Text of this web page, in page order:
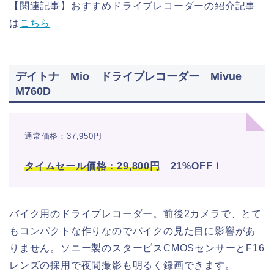
【関連記事】おすすめドライブレコーダーの紹介記事
は こちら
デイトナ Mio ドライブレコーダー Mivue
M760D
通常価格：37,950円
タイムセール価格：29,800円 21%OFF！
バイク用のドライブレコーダー。前後2カメラで、とて
もコンパクトな作りなのでバイクの見た目に影響があ
りません。ソニー製のスタービスCMOSセンサーとF16
レンズの採用で夜間撮影も明るく録画できます。